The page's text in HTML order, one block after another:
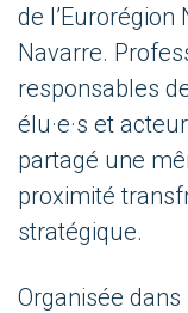
de
Navarre.
responsables
élu·e·s et
partagé une
proximité
stratégique.
Organisée